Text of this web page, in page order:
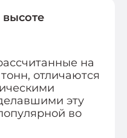
на
отличаются
эту
во